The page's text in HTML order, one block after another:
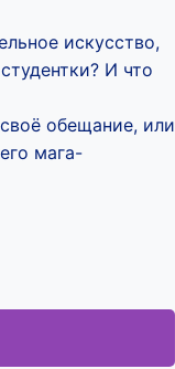
искусство,
И что
обещание, или
мага-